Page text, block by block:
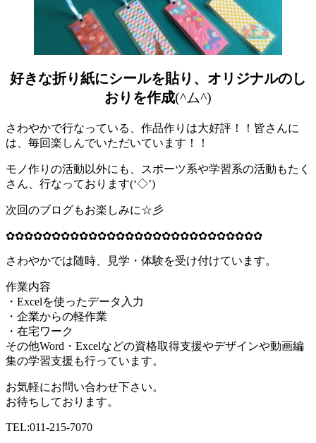
好きな折り紙にシールを貼り、オリジナルのし
おりを作成(^ム^)
さわやかで行なっている、作品作りは大好評！！皆さんに
は、毎回楽しんでいただいています！！
モノ作りの活動以外にも、スポーツ系や学習系の活動もたく
さん、行なっております(‘◇’)ゞ
次回のブログもお楽しみに☆彡
✿✿✿✿✿✿✿✿✿✿✿✿✿✿✿✿✿✿✿✿✿✿✿✿✿✿✿✿
さわやかでは随時、見学・体験を受け付けています。
作業内容
・Excelを使ったデータ入力
・企業からの軽作業
・在宅ワーク
その他Word・Excelなどの資格取得支援やデザインや動画編
集の学習支援も行っています。
お気軽にお問い合わせ下さい。
お待ちしております。
TEL:011-215-7070